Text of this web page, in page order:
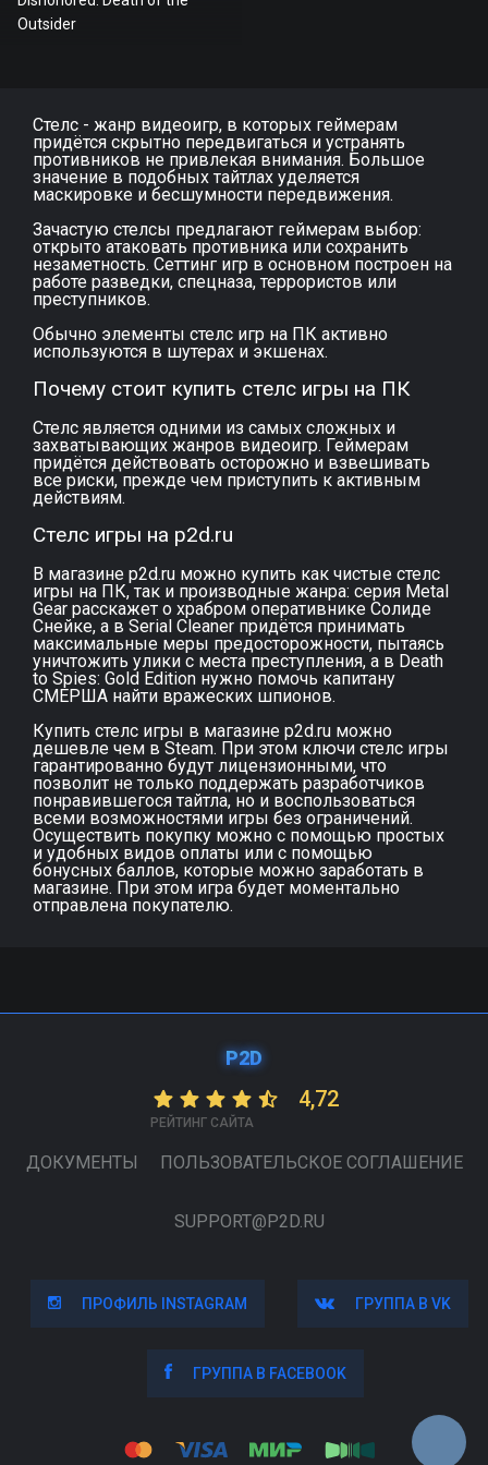
Outsider
Стелс - жанр видеоигр, в которых геймерам
придётся скрытно передвигаться и устранять
противников не привлекая внимания. Большое
значение в подобных тайтлах уделяется
маскировке и бесшумности передвижения.
Зачастую стелсы предлагают геймерам выбор:
открыто атаковать противника или сохранить
незаметность. Сеттинг игр в основном построен на
работе разведки, спецназа, террористов или
преступников.
Обычно элементы стелс игр на ПК активно
используются в шутерах и экшенах.
Почему стоит купить стелс игры на ПК
Стелс является одними из самых сложных и
захватывающих жанров видеоигр. Геймерам
придётся действовать осторожно и взвешивать
все риски, прежде чем приступить к активным
действиям.
Стелс игры на p2d.ru
В магазине p2d.ru можно купить как чистые стелс
игры на ПК, так и производные жанра: серия Metal
Gear расскажет о храбром оперативнике Солиде
Снейке, а в Serial Cleaner придётся принимать
максимальные меры предосторожности, пытаясь
уничтожить улики с места преступления, а в Death
to Spies: Gold Edition нужно помочь капитану
СМЕРША найти вражеских шпионов.
Купить стелс игры в магазине p2d.ru можно
дешевле чем в Steam. При этом ключи стелс игры
гарантированно будут лицензионными, что
позволит не только поддержать разработчиков
понравившегося тайтла, но и воспользоваться
всеми возможностями игры без ограничений.
Осуществить покупку можно с помощью простых
и удобных видов оплаты или с помощью
бонусных баллов, которые можно заработать в
магазине. При этом игра будет моментально
отправлена покупателю.
P2D
4,72
РЕЙТИНГ САЙТА
ДОКУМЕНТЫ ПОЛЬЗОВАТЕЛЬСКОЕ СОГЛАШЕНИЕ
SUPPORT@P2D.RU
ПРОФИЛЬ INSTAGRAM
ПРОФИЛЬ INSTAGRAM ГРУППА В VK
ГРУППА В VK
ГРУППА В FACEBOOK
ГРУППА В FACEBOOK